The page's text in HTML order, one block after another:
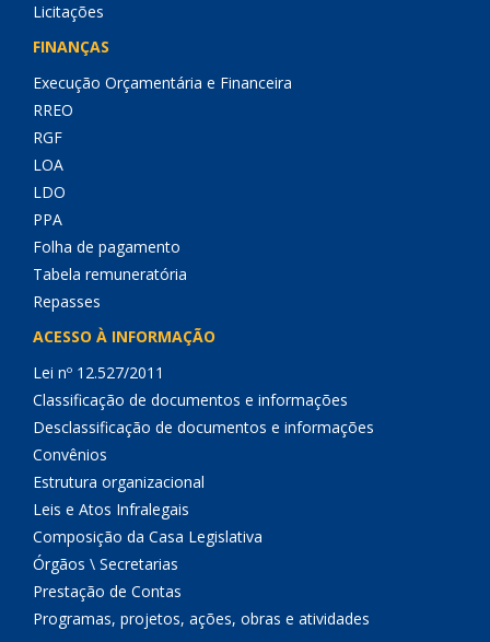
Licitações
FINANÇAS
Execução Orçamentária e Financeira
RREO
RGF
LOA
LDO
PPA
Folha de pagamento
Tabela remuneratória
Repasses
ACESSO À INFORMAÇÃO
Lei nº 12.527/2011
Classificação de documentos e informações
Desclassificação de documentos e informações
Convênios
Estrutura organizacional
Leis e Atos Infralegais
Composição da Casa Legislativa
Órgãos \ Secretarias
Prestação de Contas
Programas, projetos, ações, obras e atividades